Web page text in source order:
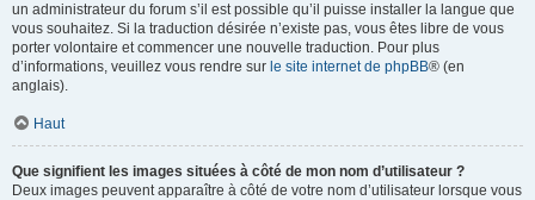
un administrateur du forum s’il est possible qu’il puisse installer la langue que
vous souhaitez. Si la traduction désirée n’existe pas, vous êtes libre de vous
porter volontaire et commencer une nouvelle traduction. Pour plus
d’informations, veuillez vous rendre sur le site internet de phpBB® (en
anglais).
Haut
Que signifient les images situées à côté de mon nom d’utilisateur ?
Deux images peuvent apparaître à côté de votre nom d’utilisateur lorsque vous